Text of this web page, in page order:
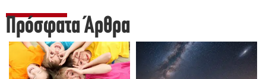
Πρόσφατα Άρθρα